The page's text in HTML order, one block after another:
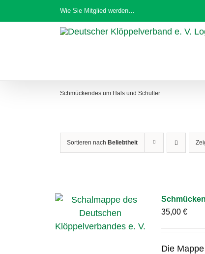
Inhalt
Wie Sie Mitglied werden…
Schmückendes um Hals und Schulter
Sortieren nach Beliebtheit
35,00€
Die